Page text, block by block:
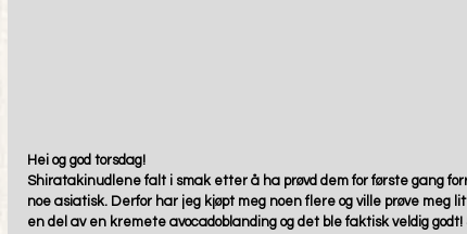
Hei og god torsdag!
Shiratakinudlene falt i smak etter å ha prøvd dem for første gang
noe asiatisk. Derfor har jeg kjøpt meg noen flere og ville prøve meg
en del av en kremete avocadoblanding og det ble faktisk veldig